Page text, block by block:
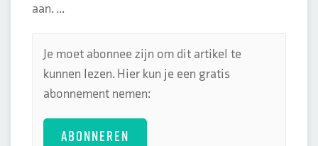
aan. ...
Je moet abonnee zijn om dit artikel te
kunnen lezen. Hier kun je een gratis
abonnement nemen:
ABONNEREN